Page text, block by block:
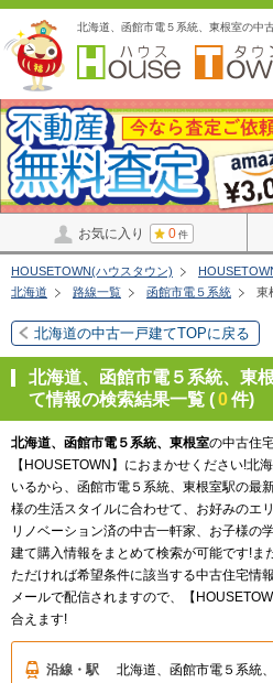
北海道、函館市電５系統、東根室の中
お気に入り 0 件
HOUSETOWN(ハウスタウン)
北海道
路線一覧 函館市電５系統 東
北海道の中古一戸建てTOPに戻る
北海道、函館市電５系統、東
て情報の検索結果一覧 (0件)
北海道、函館市電５系統、東根室の中古住
【HOUSETOWN】におまかせください!北
いるから、函館市電５系統、東根室駅の最
様の生活スタイルに合わせて、お好みのエ
リノベーション済の中古一軒家、お子様の
建て購入情報をまとめて検索が可能です!ま
ただければ希望条件に該当する中古住宅情
メールで配信されますので、【
合えます!
沿線・駅 北海道、函館市電５系統